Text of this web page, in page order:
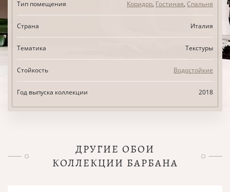
Тип помещения Коридор, Гостиная, Спальня
Страна Италия
Тематика Текстуры
Стойкость Водостойкие
Год выпуска коллекции 2018
ДРУГИЕ ОБОИ
КОЛЛЕКЦИИ БАРБАНА